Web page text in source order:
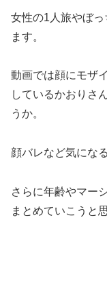
女性の1人旅やぼ
ます。
動画では顔にモザ
しているかおりさ
うか。
顔バレなど気にな
さらに年齢やマー
まとめていこうと